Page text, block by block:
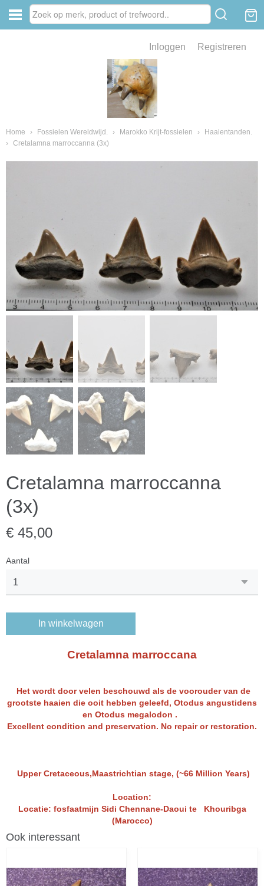
Inloggen Registreren
Home › Fossielen Wereldwijd. › Marokko Krijt-fossielen ›
Haaientanden.
› Cretalamna marroccanna (3x)
Cretalamna marroccanna
(3x)
€ 45,00
Aantal
In winkelwagen
Cretalamna marroccana
Het wordt door velen beschouwd als de voorouder van de
grootste haaien die ooit hebben geleefd, Otodus angustidens
en Otodus megalodon .
Excellent condition and preservation. No repair or restoration.
Upper Cretaceous,Maastrichtian stage, (~66 Million Years)
Location:
Locatie: fosfaatmijn Sidi Chennane-Daoui te Khouribga
(Marocco)
Ook interessant
van fossielen en mineralen